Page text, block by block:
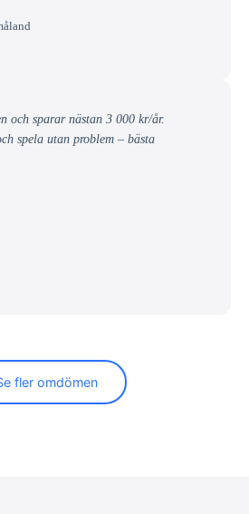
och sparar nästan 3 000 kr/år.
spela utan problem – bästa
fler omdömen